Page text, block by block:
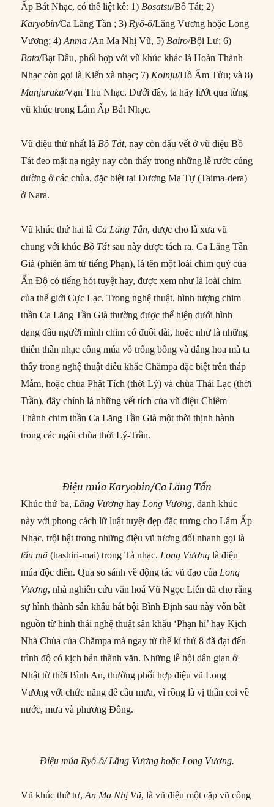
Ấp Bát Nhạc, có thể liệt kê: 1) Bosatsu/Bồ Tát; 2)
Karyobin/Ca Lăng Tần ; 3) Ryô-ô/Lăng Vương hoặc Long
Vương; 4)Anma /An Ma Nhị Vũ, 5) Bairo/Bội Lư; 6)
Bato/Bạt Đầu, phối hợp với vũ khúc khác là Hoàn Thành
Nhạc còn gọi là Kiến xà nhạc; 7) Koinju/Hồ Ẩm Tửu; và 8)
Manjuraku/Vạn Thu Nhạc. Dưới đây, ta hãy lướt qua từng
vũ khúc trong Lâm Ấp Bát Nhạc.
Vũ điệu thứ nhất là Bồ Tát, nay còn dấu vết ở vũ điệu Bồ
Tát đeo mặt nạ ngày nay còn thấy trong những lễ rước cúng
dường ở các chùa, đặc biệt tại Đương Ma Tự (Taima-dera)
ở Nara.
Vũ khúc thứ hai là Ca Lăng Tân, được cho là xưa vũ
chung với khúc Bồ Tátsau này được tách ra. Ca Lăng Tần
Già (phiên âm từ tiếng Phạn), là tên một loài chim quý của
Ấn Độ có tiếng hót tuyệt hay, được xem như là loài chim
của thế giới Cực Lạc. Trong nghệ thuật, hình tượng chim
thần Ca Lăng Tần Già thường được thể hiện dưới hình
dạng đầu người mình chim có đuôi dài, hoặc như là những
thiên thần nhạc công múa vỗ trống bồng và dâng hoa mà ta
thấy trong nghệ thuật điêu khắc Chămpa đặc biệt trên tháp
Mẫm, hoặc chùa Phật Tích (thời Lý) và chùa Thái Lạc (thời
Trần), đây chính là những vết tích của vũ điệu Chiêm
Thành chim thần Ca Lăng Tần Già một thời thịnh hành
trong các ngôi chùa thời Lý-Trần.
Điệu múa Karyobin/Ca Lăng Tần
Khúc thứ ba, Lăng Vương hay Long Vương, danh khúc
này với phong cách lữ luật tuyệt đẹp đặc trưng cho Lâm Ấp
Nhạc, trội bật trong những điệu vũ tương đối nhanh gọi là
tẩu mã (hashiri-mai) trong Tả nhạc. Long Vương là điệu
múa độc diễn. Qua so sánh về động tác vũ đạo của Long
Vương, nhà nghiên cứu văn hoá Vũ Ngọc Liễn đã cho rằng
sự hình thành sân khấu hát bội Bình Định sau này vốn bắt
nguồn từ hình thái nghệ thuật sân khấu ‘Phạn hí’ hay Kịch
Nhà Chùa của Chămpa mà ngay từ thế kỉ thứ 8 đã đạt đến
trình độ có kịch bản thành văn. Những lễ hội dân gian ở
Nhật từ thời Bình An, thường phối hợp điệu vũ Long
Vương với chức năng để cầu mưa, vì rồng là vị thần coi về
nước, mưa và phương Đông.
Điệu múa Ryô-ô/ Lăng Vương hoặc Long Vương.
Vũ khúc thứ tư,An Ma Nhị Vũ, là vũ điệu một cặp vũ công